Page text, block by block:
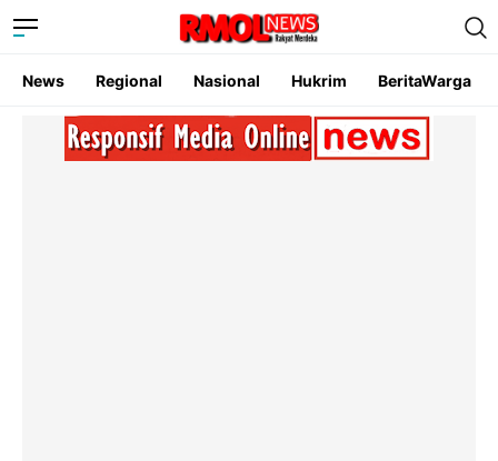
News Regional Nasional Hukrim BeritaWarga